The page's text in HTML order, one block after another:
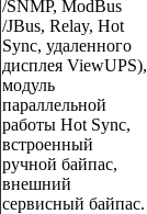
/SNMP, ModBus
/JBus, Relay, Hot
Sync, удаленного
дисплея ViewUPS),
модуль
параллельной
работы Hot Sync,
встроенный
ручной байпас,
внешний
сервисный байпас.